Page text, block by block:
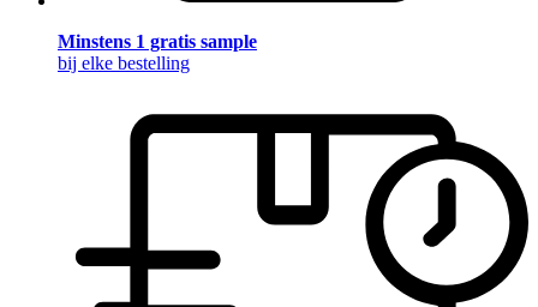
Minstens 1 gratis sample
bij elke bestelling